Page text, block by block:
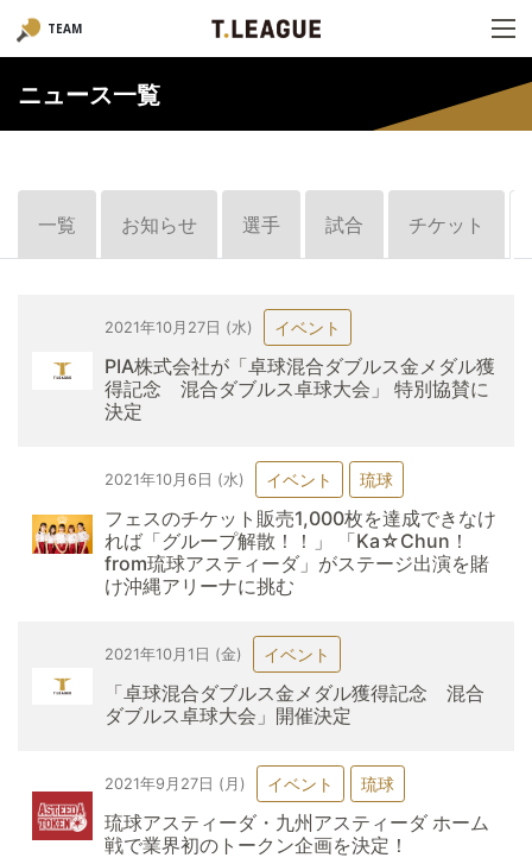
TEAM
ニュース一覧
一覧 お知らせ 選手 試合 チケット
2021年10月27日 (水) イベント
PIA株式会社が「卓球混合ダブルス金メダル獲
得記念 混合ダブルス卓球大会」 特別協賛に
決定
2021年10月6日 (水) イベント 琉球
フェスのチケット販売1,000枚を達成できなけ
れば「グループ解散！！」 「Ka☆Chun！
from琉球アスティーダ」がステージ出演を賭
け沖縄アリーナに挑む
2021年10月1日 (金) イベント
「卓球混合ダブルス金メダル獲得記念 混合
ダブルス卓球大会」開催決定
2021年9月27日 (月) イベント 琉球
琉球アスティーダ・九州アスティーダ ホーム
戦で業界初のトークン企画を決定！